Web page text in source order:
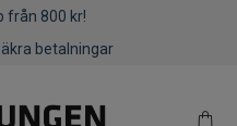
från 800 kr!
betalningar